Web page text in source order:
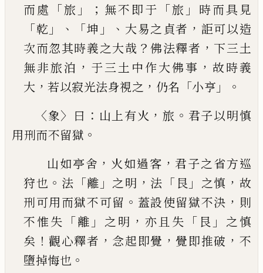
而處
「旅 」； 無不 即于 「旅 」 時而具見
「乾 」、「坤 」、 大易之貞者 ， 詎可以造
次而忽其時義之大哉 ？佛法釋者 ， 下三土
無非旅泊 ， 于三土中作大佛事 ， 故時義
大 ， 若以寂光法身視之 ， 仍名 「小亨 」。
〈象〉 曰 ： 山上有火 ，旅 。 君子以明慎
用刑而不留獄 。
山如亭舍 ， 火如過客 ， 君子之省方巡
狩也 。 法 「離 」 之明 ， 法 「 艮 」 之慎 ， 故
刑可用而獄不可留 。 蓋設使留獄不決 ， 則
不惟失 「離 」 之明 ， 亦且失 「 艮 」 之慎
矣 ！觀心釋者 ， 念起即覺 ， 覺即推破 ， 不
墮掉悔也 。